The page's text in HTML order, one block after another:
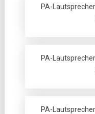
PA-
PA-
PA-